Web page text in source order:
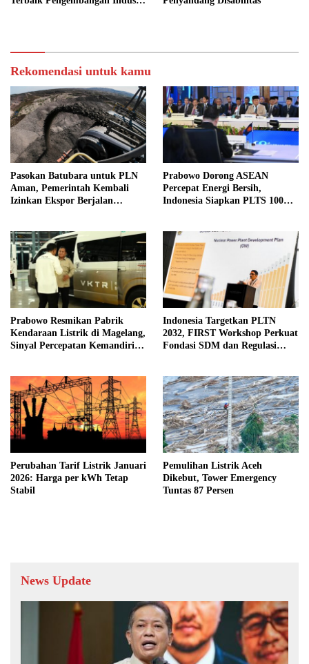
Rekomendasi untuk kamu
Pasokan Batubara untuk PLN
Aman, Pemerintah Kembali
Izinkan Ekspor Berjalan
Prabowo Dorong ASEAN
Percepat Energi Bersih,
Indonesia Siapkan PLTS 100
Prabowo Resmikan Pabrik
Kendaraan Listrik di Magelang,
Sinyal Percepatan Kemandirian
Indonesia Targetkan PLTN
2032, FIRST Workshop Perkuat
Fondasi SDM dan Regulasi
Perubahan Tarif Listrik Januari
2026: Harga per kWh Tetap
Stabil
Pemulihan Listrik Aceh
Dikebut, Tower Emergency
Tuntas 87 Persen
News Update